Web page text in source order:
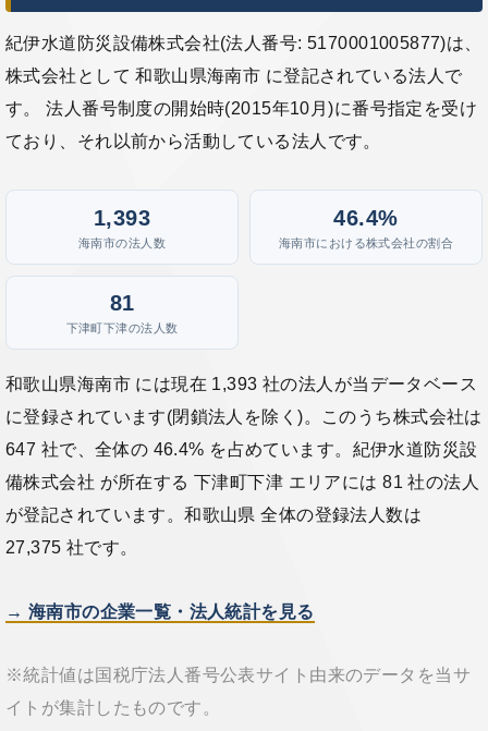
紀伊水道防災設備株式会社(法人番号: 5170001005877)は、
株式会社として 和歌山県海南市 に登記されている法人で
す。 法人番号制度の開始時(2015年10月)に番号指定を受け
ており、それ以前から活動している法人です。
1,393
海南市の法人数
46.4%
海南市における株式会社の割合
81
下津町下津の法人数
和歌山県海南市 には現在 1,393 社の法人が当データベース
に登録されています(閉鎖法人を除く)。このうち株式会社は
647 社で、全体の 46.4% を占めています。紀伊水道防災設
備株式会社 が所在する 下津町下津 エリアには 81 社の法人
が登記されています。和歌山県 全体の登録法人数は
27,375 社です。
→ 海南市の企業一覧・法人統計を見る
※統計値は国税庁法人番号公表サイト由来のデータを当サ
イトが集計したものです。